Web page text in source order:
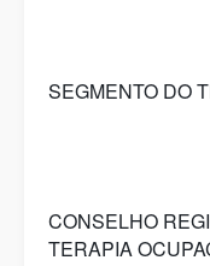
SEGMENTO DO
CONSELHO
TERAPIA